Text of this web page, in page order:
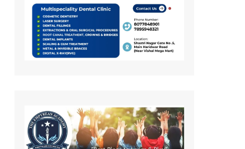
इतिहास